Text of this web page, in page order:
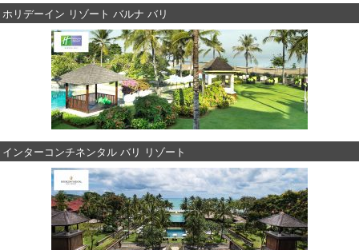
ホリデーイン リゾート バルナ バリ
インターコンチネンタル バリ リゾート